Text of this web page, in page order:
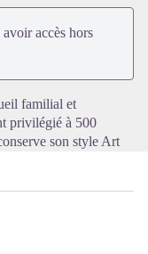
en plein écran
accès hors
familial et
privilégié à 500
son style Art